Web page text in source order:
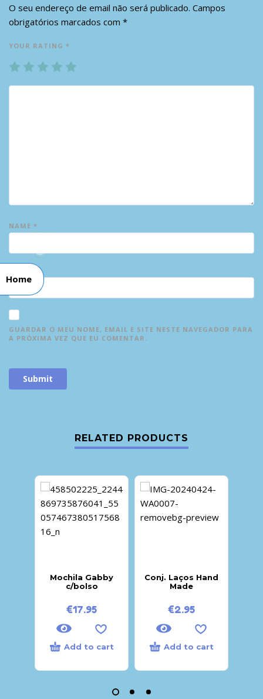
O seu endereço de email não será publicado. Campos
obrigatórios marcados com *
YOUR RATING *
1 2 3 4
NAME *
GUARDAR O MEU NOME, EMAIL E SITE NESTE NAVEGADOR PARA
A PRÓXIMA VEZ QUE EU COMENTAR.
RELATED PRODUCTS
Mochila Gabby
c/bolso
€17.95
Add to cart
Conj. Laços Hand
Made
€2.95
Add to cart
Home